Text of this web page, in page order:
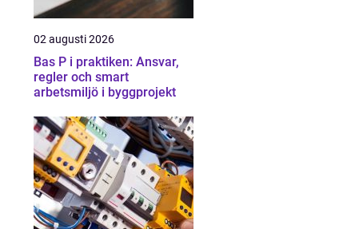
02 augusti 2026
Bas P i praktiken: Ansvar,
regler och smart
arbetsmiljö i byggprojekt